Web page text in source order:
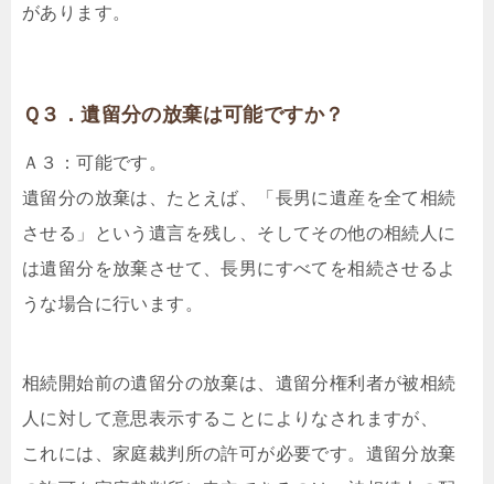
があります。
Ｑ３．遺留分の放棄は可能ですか？
Ａ３：可能です。
遺留分の放棄は、たとえば、「長男に遺産を全て相続
させる」という遺言を残し、そしてその他の相続人に
は遺留分を放棄させて、長男にすべてを相続させるよ
うな場合に行います。
相続開始前の遺留分の放棄は、遺留分権利者が被相続
人に対して意思表示することによりなされますが、
これには、家庭裁判所の許可が必要です。遺留分放棄